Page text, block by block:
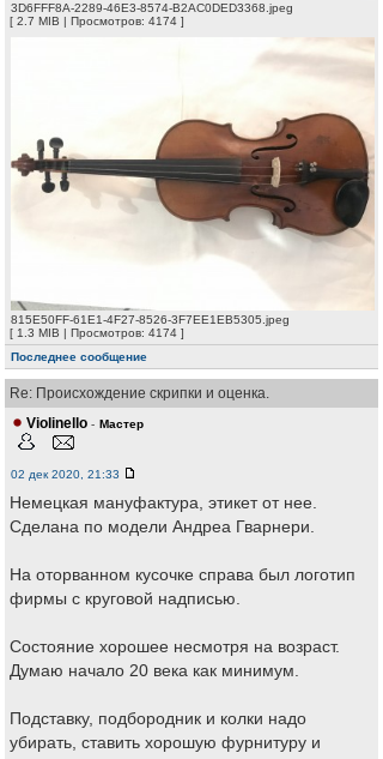
3D6FFF8A-2289-46E3-8574-B2AC0DED3368.jpeg
[ 2.7 MIB | Просмотров: 4174 ]
815E50FF-61E1-4F27-8526-3F7EE1EB5305.jpeg
[ 1.3 MIB | Просмотров: 4174 ]
Последнее сообщение
Re: Происхождение скрипки и оценка.
Violinello - Мастер
02 дек 2020, 21:33
Немецкая мануфактура, этикет от нее.
Сделана по модели Андреа Гварнери.
На оторванном кусочке справа был логотип
фирмы с круговой надписью.
Состояние хорошее несмотря на возраст.
Думаю начало 20 века как минимум.
Подставку, подбородник и колки надо
убирать, ставить хорошую фурнитуру и